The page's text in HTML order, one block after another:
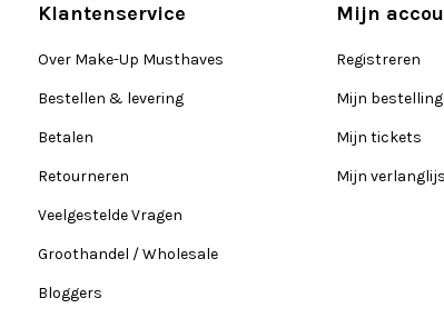
Klantenservice
Over Make-Up Musthaves
Bestellen & levering
Betalen
Retourneren
Veelgestelde Vragen
Groothandel / Wholesale
Bloggers
Mijn
Registreren
Mijn
Mijn tickets
Mijn